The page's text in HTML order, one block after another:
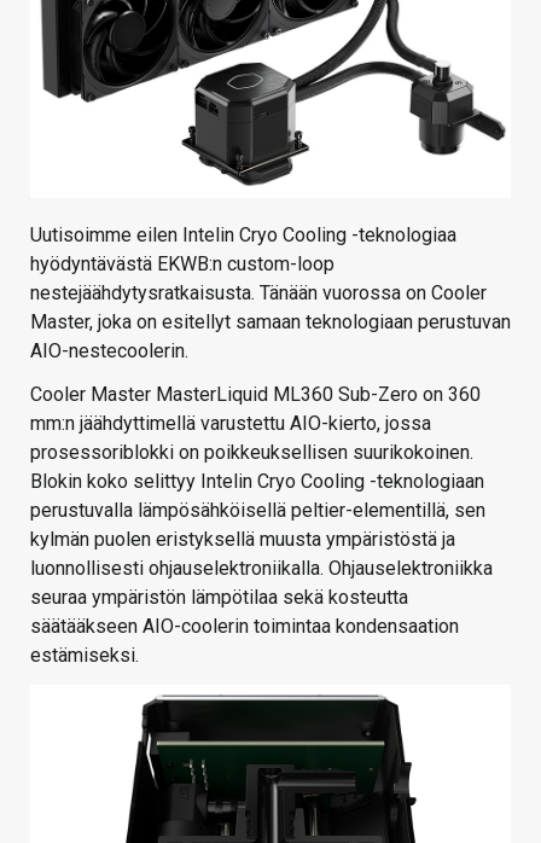
Uutisoimme eilen Intelin Cryo Cooling -teknologiaa
hyödyntävästä EKWB:n custom-loop
nestejäähdytysratkaisusta. Tänään vuorossa on Cooler
Master, joka on esitellyt samaan teknologiaan perustuvan
AIO-nestecoolerin.
Cooler Master MasterLiquid ML360 Sub-Zero on 360
mm:n jäähdyttimellä varustettu AIO-kierto, jossa
prosessoriblokki on poikkeuksellisen suurikokoinen.
Blokin koko selittyy Intelin Cryo Cooling -teknologiaan
perustuvalla lämpösähköisellä peltier-elementillä, sen
kylmän puolen eristyksellä muusta ympäristöstä ja
luonnollisesti ohjauselektroniikalla. Ohjauselektroniikka
seuraa ympäristön lämpötilaa sekä kosteutta
säätääkseen AIO-coolerin toimintaa kondensaation
estämiseksi.